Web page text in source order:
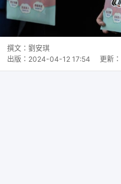
撰文： 劉安琪
出版： 2024-04-12 17:54 更新：